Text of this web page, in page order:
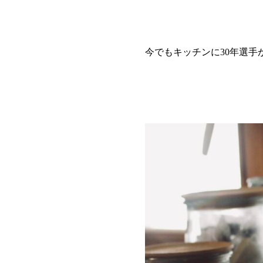
今でもキッチンに30年選手